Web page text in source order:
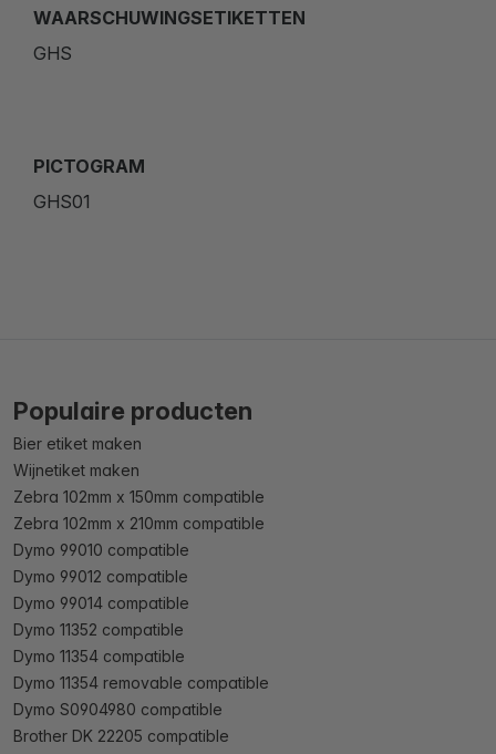
WAARSCHUWINGSETIKETTEN
GHS
PICTOGRAM
GHS01
Populaire producten
Bier etiket maken
Wijnetiket maken
Zebra 102mm x 150mm compatible
Zebra 102mm x 210mm compatible
Dymo 99010 compatible
Dymo 99012 compatible
Dymo 99014 compatible
Dymo 11352 compatible
Dymo 11354 compatible
Dymo 11354 removable compatible
Dymo S0904980 compatible
Brother DK 22205 compatible